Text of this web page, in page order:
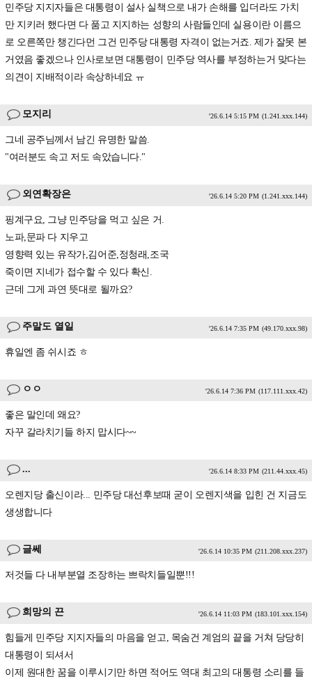
민주당 지지자들은 대통령이 설사 실책으로 내가 손해를 입더라도 가치
만 지키러 했다면 다 품고 지지하는 성향의 사람들인데 실용이란 이름으
로 오른쪽만 챙긴다먼 그건 민주당 대통령 자격이 없는거죠. 제가 잘못 본
거였음 좋겠으나 인사로보면 대통령이 민주당 역사를 부정하는거 맞다는
의견이 지배적이라 속상하네요 ㅠ
모지리 '26.6.14 5:15 PM (1.241.xxx.144)
그네 공주님께서 남긴 유명한 말씀.
"여러분도 속고 저도 속았습니다."
외연확장은 '26.6.14 5:20 PM (1.241.xxx.144)
핑계구요, 그냥 민주당을 먹고 싶은 거.
노파,문파 다 지우고
영향력 있는 유작가,김어준,정청래,조국
죽이면 지네가 접수할 수 있다 확신.
근데 그게 과연 뜻대로 될까요?
주말도 열일 '26.6.14 7:35 PM (49.170.xxx.98)
휴일엔 좀 쉬시죠 ㅎ
ㅇㅇ '26.6.14 7:36 PM (117.111.xxx.42)
좋은 말인데 왜요?
자꾸 갈라치기들 하지 맙시다~~
... '26.6.14 8:33 PM (211.44.xxx.45)
오렌지당 출신이라... 민주당 대선후보때 굳이 오렌지색을 입힌 건 지금도
생생합니다
글쎄 '26.6.14 10:35 PM (211.208.xxx.237)
저것들 다 내부분열 조장하는 쁘락치들일뿐!!!
희망의 끈 '26.6.14 11:03 PM (183.101.xxx.154)
힘들게 민주당 지지자들의 마음을 얻고, 목숨건 계엄의 끝을 거쳐 당당히
대통령이 되셔서
이제 원대한 꿈을 이루시기만 하면 적어도 역대 최고의 대통령 소리를 들